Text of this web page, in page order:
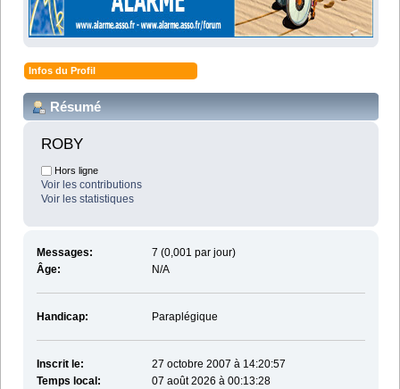
Infos du Profil
Résumé
ROBY
Hors ligne
Voir les contributions
Voir les statistiques
Messages:
7 (0,001 par jour)
Âge:
N/A
Handicap: Paraplégique
Inscrit le:
27 octobre 2007 à 14:20:57
Temps local:
07 août 2026 à 00:13:28